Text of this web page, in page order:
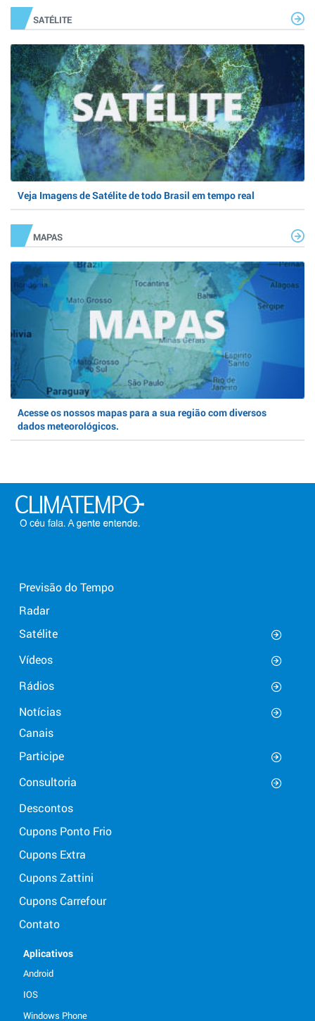
SATÉLITE
Veja Imagens de Satélite de todo Brasil em tempo real
MAPAS
Acesse os nossos mapas para a sua região com diversos
dados meteorológicos.
Previsão do Tempo
Radar
Satélite
Vídeos
Rádios
Notícias
Canais
Participe
Consultoria
Descontos
Cupons Ponto Frio
Cupons Extra
Cupons Zattini
Cupons Carrefour
Contato
Aplicativos
Android
IOS
Windows Phone